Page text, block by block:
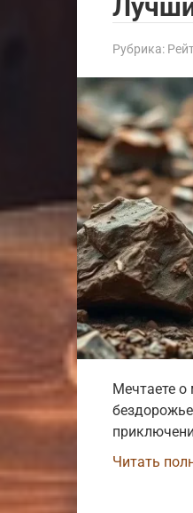
Рубрика:
Мечтаете о
Читать